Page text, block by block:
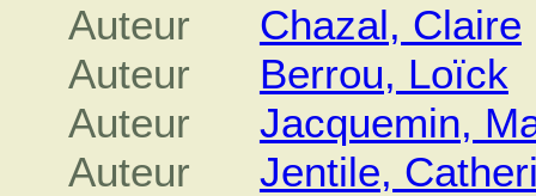
Auteur
Chazal, Claire
Auteur
Berrou, Loïck
Auteur
Jacquemin,
Auteur
Jentile,